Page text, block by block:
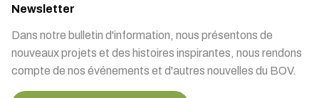
Newsletter
Dans notre bulletin d'information, nous présentons de
nouveaux projets et des histoires inspirantes, nous rendons
compte de nos événements et d'autres nouvelles du BOV.